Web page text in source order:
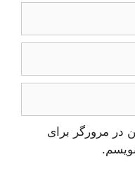
در مرورگر برای